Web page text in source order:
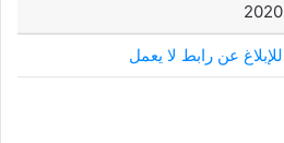
2020
للإبلاغ عن رابط لا يعمل